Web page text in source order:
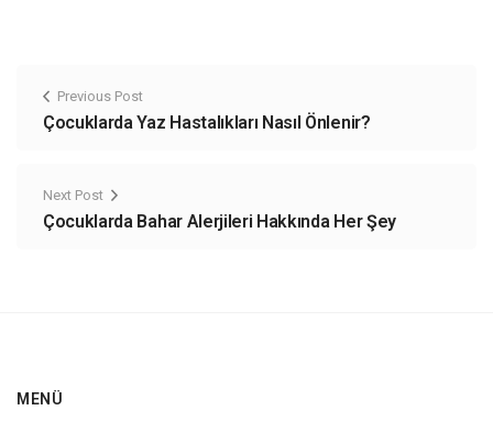
Previous Post
Çocuklarda Yaz Hastalıkları Nasıl Önlenir?
Next Post
Çocuklarda Bahar Alerjileri Hakkında Her Şey
MENÜ